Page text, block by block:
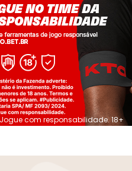
Jogue com responsabilidade. 18+